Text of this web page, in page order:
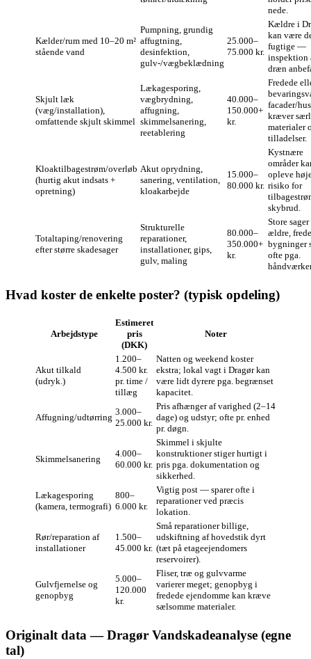
nede.
Kælder/rum med 10–20 m²
stående vand
Pumpning, grundig
affugtning,
desinfektion,
gulv‑/vægbeklædning
25.000–
75.000 kr.
Kældre i
kan være
fugtige —
inspektion
dræn
Skjult læk
(væg/installation),
omfattende skjult skimmel
Lækagesporing,
vægbrydning,
affugning,
skimmelsanering,
reetablering
40.000–
150.000+
kr.
Fredede
facader/
kræver
materialer
tilladelser.
Kloaktilbagestrøm/overløb
(hurtig akut indsats +
opretning)
Akut oprydning,
sanering, ventilation,
kloakarbejde
15.000–
80.000 kr.
Kystnære
områder
opleve
risiko for
skybrud.
Totaltaping/renovering
efter større skadesager
Strukturelle
reparationer,
installationer, gips,
gulv, maling
80.000–
350.000+
kr.
Store
ældre,
bygninger
ofte pga.
Hvad koster de enkelte poster? (typisk opdeling)
Arbejdstype
Estimeret
pris
(DKK)
Noter
Akut tilkald
(udryk.)
1.200–
4.500 kr.
pr. time /
tillæg
Natten og weekend koster
ekstra; lokal vagt i Dragør kan
være lidt dyrere pga. begrænset
kapacitet.
Affugning/udtørring
3.000–
25.000 kr.
Pris afhænger af varighed (2–14
dage) og udstyr; ofte pr. enhed
pr. døgn.
Skimmelsanering
4.000–
60.000 kr.
Skimmel i skjulte
konstruktioner stiger hurtigt i
pris pga. dokumentation og
sikkerhed.
Lækagesporing
(kamera, termografi)
800–
6.000 kr.
Vigtig post — sparer ofte i
reparationer ved præcis
lokation.
Rør/reparation af
installationer
1.500–
45.000 kr.
Små reparationer billige,
udskiftning af hovedstik dyrt
(tæt på etageejendomers
reservoirer).
Gulvfjernelse og
genopbyg
5.000–
120.000
kr.
Fliser, træ og gulvvarme
varierer meget; genopbyg i
fredede ejendomme kan kræve
sælsomme materialer.
Originalt data — Dragør Vandskadeanalyse (egne
tal)